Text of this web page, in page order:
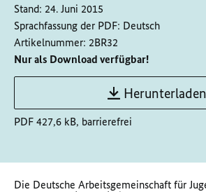
Stand: 24. Juni 2015
Sprachfassung der PDF: Deutsch
Artikelnummer: 2BR32
Nur als Download verfügbar!
Herunterladen
PDF 427,6 kB, barrierefrei
Die Deutsche Arbeitsgemeinschaft für